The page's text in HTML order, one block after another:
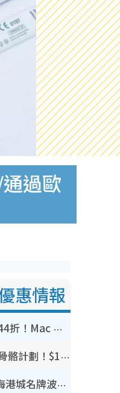
過歐
惠情報
豐澤優惠勁減低至44折！Mac mini/iPhone17Pro大減價！廚房家電$220起
港大推賽馬會強化骨骼計劃！$100骨質密度X光檢查 完成免費運動訓練送超市禮券！附參加資格
開倉優惠 | 尖沙咀海港城名牌波鞋開倉低至1折！On鞋$899起／Joy&Peace鞋履$98起